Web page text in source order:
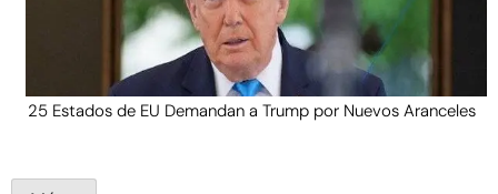
25 Estados de EU Demandan a Trump por Nuevos Aranceles